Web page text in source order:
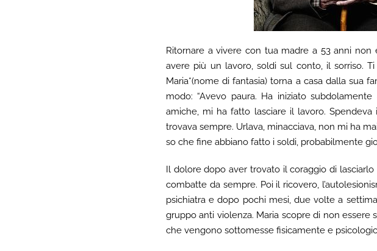
Ritornare a vivere con tua madre a 53 anni
avere più un lavoro, soldi sul conto, il sorriso.
Maria*(nome di fantasia) torna a casa dalla sua
modo: “Avevo paura. Ha iniziato
amiche, mi ha fatto lasciare il lavoro.
trovava sempre. Urlava, minacciava, non mi ha
so che fine abbiano fatto i soldi, probabilmente
Il dolore dopo aver trovato il coraggio di
combatte da sempre. Poi il ricovero,
psichiatra e dopo pochi mesi, due volte a
gruppo anti violenza. Maria scopre di non essere
che vengono sottomesse fisicamente e